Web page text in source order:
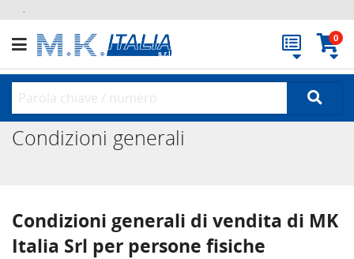
.
0
Condizioni generali
Condizioni generali di vendita di MK
Italia Srl per persone fisiche